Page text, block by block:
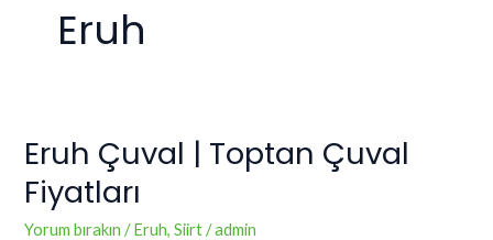
Eruh
Eruh Çuval | Toptan Çuval
Fiyatları
Yorum bırakın /Eruh,Siirt/admin
Eruh
|
Toptan